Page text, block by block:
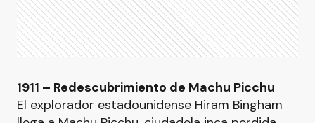
1911 – Redescubrimiento de Machu Picchu
El explorador estadounidense Hiram Bingham